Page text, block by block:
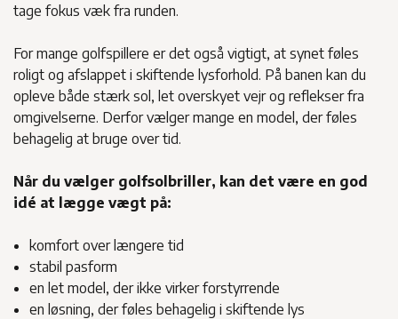
tage fokus væk fra runden.
For mange golfspillere er det også vigtigt, at synet føles
roligt og afslappet i skiftende lysforhold. På banen kan du
opleve både stærk sol, let overskyet vejr og reflekser fra
omgivelserne. Derfor vælger mange en model, der føles
behagelig at bruge over tid.
Når du vælger golfsolbriller, kan det være en god
idé at lægge vægt på:
komfort over længere tid
stabil pasform
en let model, der ikke virker forstyrrende
en løsning, der føles behagelig i skiftende lys